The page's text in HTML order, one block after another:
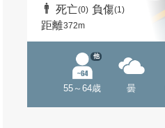
死亡(0) 負傷(1)
距離372m
55～64歳
他
曇